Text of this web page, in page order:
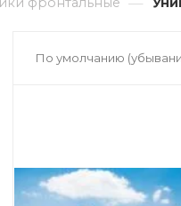
По умолчанию